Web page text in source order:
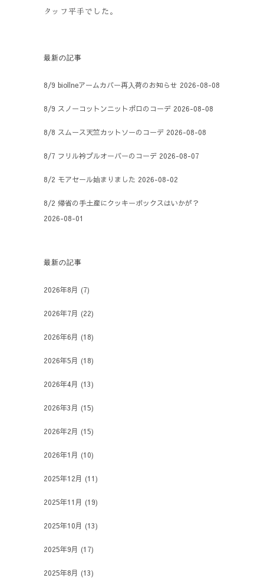
タッフ平手でした。
最新の記事
8/9 biollneアームカバー再入荷のお知らせ 2026-08-08
8/9 スノーコットンニットポロのコーデ 2026-08-08
8/8 スムース天竺カットソーのコーデ 2026-08-08
8/7 フリル衿プルオーバーのコーデ 2026-08-07
8/2 モアセール始まりました 2026-08-02
8/2 帰省の手土産にクッキーボックスはいかが？
2026-08-01
最新の記事
2026年8月 (7)
2026年7月 (22)
2026年6月 (18)
2026年5月 (18)
2026年4月 (13)
2026年3月 (15)
2026年2月 (15)
2026年1月 (10)
2025年12月 (11)
2025年11月 (19)
2025年10月 (13)
2025年9月 (17)
2025年8月 (13)